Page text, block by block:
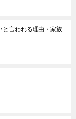
と言われる理由・家族